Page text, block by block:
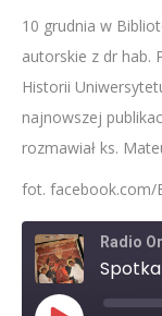
10 grudnia w
autorskie z dr hab.
Historii
najnowszej
rozmawiał ks.
fot. facebook.com/
Radio